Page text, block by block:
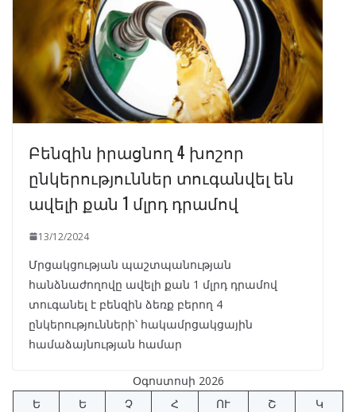
Բենզին իրացնող 4 խոշոր
ընկերություններ տուգանվել են
ավելի քան 1 մլրդ դրամով
13/12/2024
Մրցակցության պաշտպանության
հանձնաժողովը ավելի քան 1 մլրդ դրամով
տուգանել է բենզին ձեռք բերող 4
ընկերությունների՝ հակամրցակցային
համաձայնության համար
Օգոստոսի 2026
Ե
Ե Չ Հ ՈՒ Շ
Կ